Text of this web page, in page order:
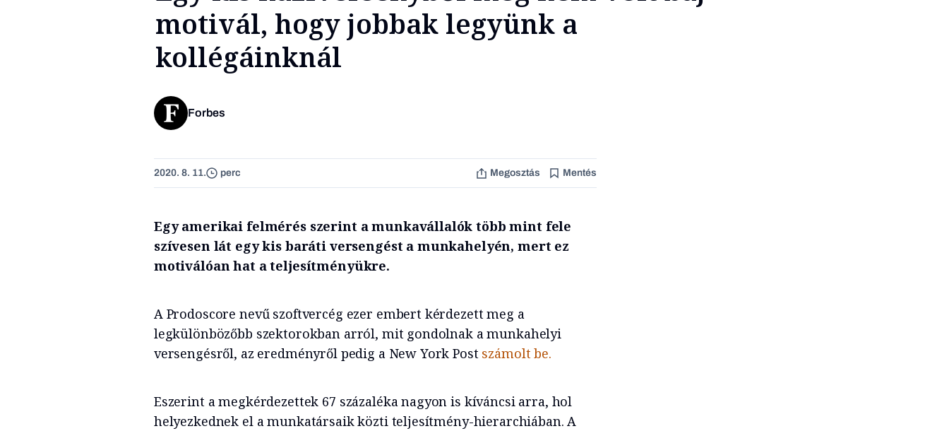
motivál, hogy jobbak legyünk a
kollégáinknál
Forbes
2020. 8. 11. perc Megosztás Mentés
Egy amerikai felmérés szerint a munkavállalók több mint fele
szívesen lát egy kis baráti versengést a munkahelyén, mert ez
motiválóan hat a teljesítményükre.
A Prodoscore nevű szoftvercég ezer embert kérdezett meg a
legkülönbözőbb szektorokban arról, mit gondolnak a munkahelyi
versengésről, az eredményről pedig a New York Post számolt be.
Eszerint a megkérdezettek 67 százaléka nagyon is kíváncsi arra, hol
helyezkednek el a munkatársaik közti teljesítmény-hierarchiában. A